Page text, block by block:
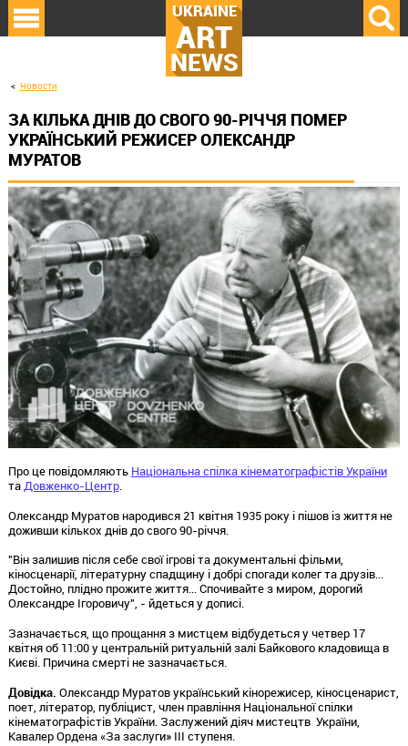
UKRAINE
ART
NEWS
Новости
ЗА КІЛЬКА ДНІВ ДО СВОГО 90-РІЧЧЯ ПОМЕР
УКРАЇНСЬКИЙ РЕЖИСЕР ОЛЕКСАНДР
МУРАТОВ
Про це повідомляють Національна спілка кінематографістів України
таДовженко-Центр.
Олександр Муратов народився 21 квітня 1935 року і пішов із життя не
доживши кількох днів до свого 90-річчя.
"Він залишив після себе свої ігрові та документальні фільми,
кіносценарії, літературну спадщину і добрі спогади колег та друзів...
Достойно, плідно прожите життя... Спочивайте з миром, дорогий
Олександре Ігоровичу", - йдеться у дописі.
Зазначається, що прощання з мистцем відбудеться у четвер 17
квітня об 11:00 у центральній ритуальній залі Байкового кладовища в
Києві. Причина смерті не зазначається.
Довідка. Олександр Муратов український кінорежисер, кіносценарист,
поет, літератор, публіцист, член правління Національної спілки
кінематографістів України. Заслужений діяч мистецтв України,
Кавалер Ордена «За заслуги» III ступеня.